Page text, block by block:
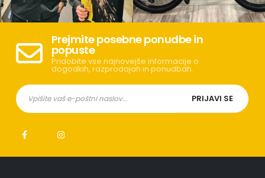
Prejmite posebne ponudbe in
popuste
Pridobite vse najnovejše informacije o
dogodkih, razprodajah in ponudbah.